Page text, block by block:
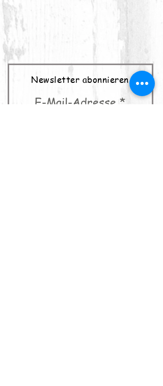
Newsletter abonnieren
E-Mail-Adresse